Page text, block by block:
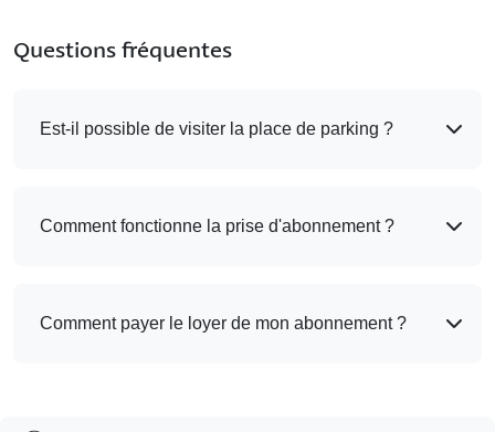
Questions fréquentes
Est-il possible de visiter la place de parking ?
Comment fonctionne la prise d'abonnement ?
Comment payer le loyer de mon abonnement ?